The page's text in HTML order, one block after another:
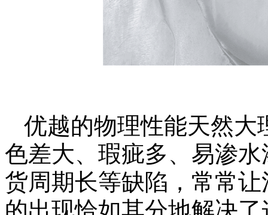
优越的物理性能天然大
色差大、瑕疵多、易渗
货周期长等缺陷，常常
的出现恰如其分地解决